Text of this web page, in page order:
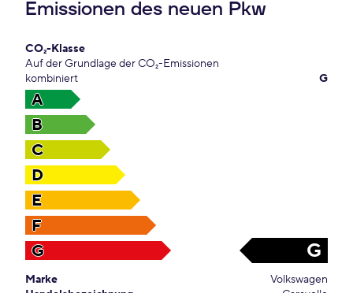
Emissionen des neuen Pkw
CO₂-Klasse
Auf der Grundlage der CO₂-Emissionen
kombiniert
G
A
B
C
D
E
F
G
G
Marke
Volkswagen